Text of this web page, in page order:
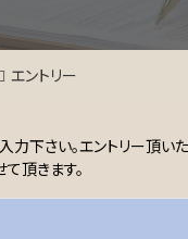
エントリー
下さい。エントリー頂い
頂きます。